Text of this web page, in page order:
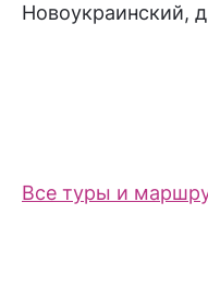
Новоукраинский,
Все туры и